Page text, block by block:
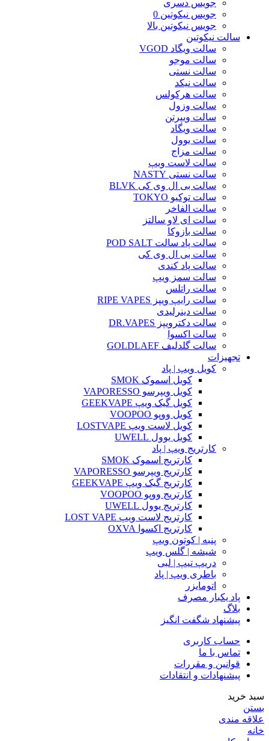
جویس دسری
جویس نیکوتین 0
جویس نیکوتین بالا
سالت نیکوتین
سالت ویگاد VGOD
سالت موجو
سالت نستی
سالت نیکد
سالت هرکولس
سالت وزول
سالت ویپرتن
سالت ویگاد
سالت یوول
سالت مزاج
سالت لاست ویپ
سالت نستی NASTY
سالت بی ال وی کی BLVK
سالت توکیو TOKYO
سالت الفاخر
سالت ای لاو سالتز
سالت بازوکا
سالت پاد سالت POD SALT
سالت بی ال وی کی
سالت پاد کندی
سالت سمز ویپ
سالت راتلس
سالت رایپ ویپز RIPE VAPES
سالت دینرلیدی
سالت دکترویپز DR.VAPES
سالت اکسوا
سالت گلدلیف GOLDLAEF
تجهیزات
کویل ویپ | پاد
کویل اسموک SMOK
کویل ویپرسو VAPORESSO
کویل گیک ویپ GEEKVAPE
کویل ووپو VOOPOO
کویل لاست ویپ LOSTVAPE
کویل یوول UWELL
کارتریج ویپ | پاد
کارتریج اسموک SMOK
کارتریج ویپرسو VAPORESSO
کارتریج گیک ویپ GEEKVAPE
کارتریج ووپو VOOPOO
کارتریج یوول UWELL
کارتریج لاست ویپ LOST VAPE
کارتریج اکسوا OXVA
پنبه | کوتون ویپ
شیشه | گلس ویپ
دریپ تیپ | لبی
باطری ویپ | پاد
اتومایزر
پاد یکبار مصرف
بلاگ
پیشنهاد شگفت انگیز
حساب کاربری
تماس با ما
قوانین و مقررات
پیشنهادات و انتقادات
سبد خرید
بستن
علاقه مندی
خانه